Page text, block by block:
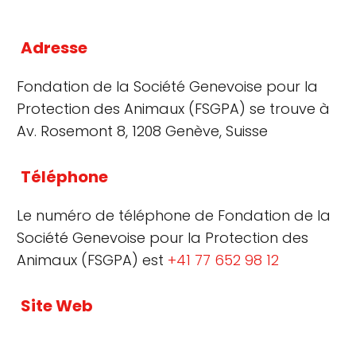
Adresse
Fondation de la Société Genevoise pour la
Protection des Animaux (FSGPA) se trouve à
Av. Rosemont 8, 1208 Genève, Suisse
Téléphone
Le numéro de téléphone de Fondation de la
Société Genevoise pour la Protection des
Animaux (FSGPA) est +41 77 652 98 12
Site Web